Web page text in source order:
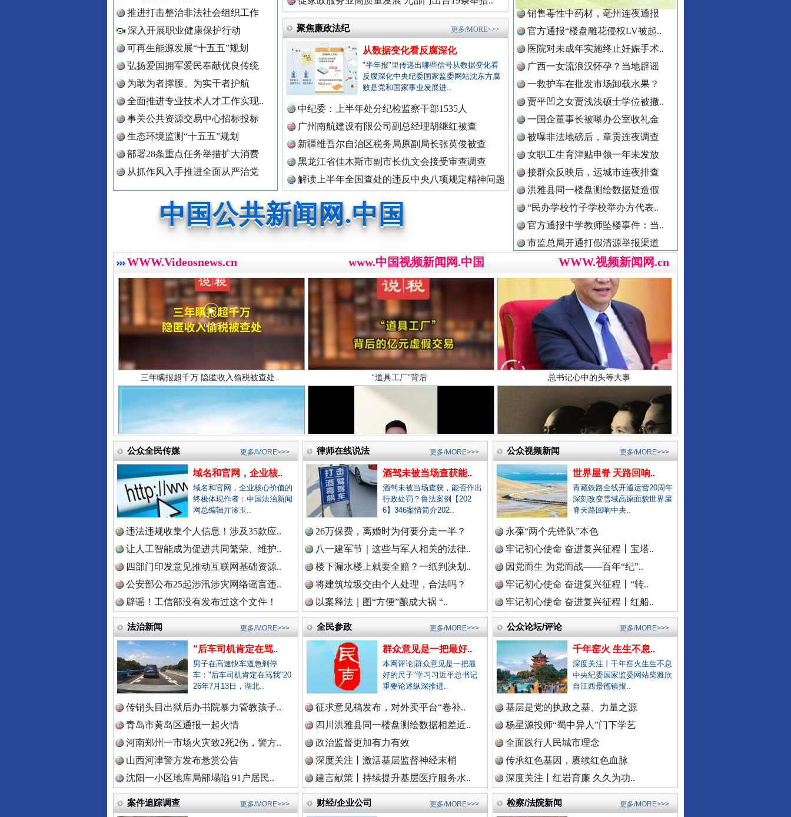
医院对未成年实施终止妊娠手术..
广西一女流浪汉怀孕？当地辟谣
一救护车在批发市场卸载水果？
贾平凹之女贾浅浅硕士学位被撤..
一国企董事长被曝办公室收礼金
被曝非法地磅后，章贡连夜调查
女职工生育津贴申领一年未发放
接群众反映后，运城市连夜排查
洪雅县同一楼盘测绘数据疑造假
“民办学校竹子学校举办方代表..
官方通报中学教师坠楼事件：当..
市监总局开通打假清源举报渠道
男子献血10年要求免诊查费遭拒
襄阳一村干部超占地建五层楼房
西北大学通报“教师贾某某涉嫌..
郴州市通报烟花零售店燃爆事件
不准学生带手纸入厕？教委回应
湖南卫健委通报“研究生失联”
县委书记在评论区回复网友诉求
居民在农业农村局上厕所遭辱骂
公立医院医生未完成创收被待岗..
郏县通报"15岁女孩被当街暴打"..
宁波通报患儿术后离世医疗事件
襄阳多家精神病医院被曝骗医保
成都成华区深夜通报"非遗"乱象..
官方通报国企董事长打人被拘
找国土所所长办事被借68万元？
公务员考生笔试面试第一落选？
中标公告套网络人名，湖北通报
南宁通报“一教师脚踢小学生”
周知！公安部这个举报平台上线..
村民“从小被父母砍手割耳”？
民警走访吓得家里老人欲轻生？
安徽颍上县红星镇发布道歉声明
医院弄错CT女子被误诊“绝症”
驾车致4死,审理时开贫困证明？
濉溪县通报黑臭水体流入农灌区
官方通报周口六院医生坠楼身亡
景区摩托车收费带路设置路障？
男子曝妻子和公职人员多次开房
女子自曝怀孕时摆烂丈夫是副处
警察违停致摩托司机追尾死亡？
三亚再通报游客被不明物咬伤离..
社区书记开车追撵女子撞伤2人
医院回应要求先献血再输血致人..
虎门通报“4车道变3车道车祸”
推进打击整治非法社会组织工作
深入开展职业健康保护行动
可再生能源发展“十五五”规划
弘扬爱国拥军爱民奉献优良传统
为敢为者撑腰、为实干者护航
全面推进专业技术人才工作实现..
事关公共资源交易中心招标投标
生态环境监测“十五五”规划
部署28条重点任务举措扩大消费
从抓作风入手推进全面从严治党
聚焦廉政法纪
从数据变化看反腐深化
"半年报"里传递出哪些信号从数据变化看
反腐深化中央纪委国家监委网站沈东方腐
败是党和国家事业发展进..
中纪委：上半年处分纪检监察干部1535人
广州南航建设有限公司副总经理胡继红被查
新疆维吾尔自治区税务局原副局长张英俊被查
黑龙江省佳木斯市副市长仇文会接受审查调查
解读上半年全国查处的违反中央八项规定精神问题
更多/MORE>>>
中国全民新闻网.中国
中国公众新闻网.中国
中国公民新闻网.中国
中国公共新闻网.中国
中国法制新闻网.中国
中国法治新闻网.中国
中国法院新闻网.中国
中国检察新闻网.中国
中国医药新闻网.中国
中国企业新闻网.中国
中国农业新闻网.中国
中国视频新闻网.中国
中国廉政法纪网.中国
中国律师在线.中国
中国参政网.中国
WWW.Videosnews.cn www.中国视频新闻网.中国 WWW.视频新闻网.cn
红船起航处 潮起向未来 广州首例，负责人莫某某被刑拘 导游发烟没安好心
三年瞒报超千万 隐匿收入偷税被查处.. “道具工厂”背后 总书记心中的头等大事
祁连巍巍树丰碑 高回报！网警详解投资理财陷阱 东部战区发布MV《若一去不回》
“文明之鹰-2025”联训 外交部发布重磅视频：《不跪！》
公众全民传媒
域名和官网，企业核..
域名和官网，企业核心价值的
终极体现作者：中国法治新闻
网总编辑亓淦玉..
违法违规收集个人信息！涉及35款应..
让人工智能成为促进共同繁荣、维护..
四部门印发意见推动互联网基础资源..
公安部公布25起涉汛涉灾网络谣言违..
辟谣！工信部没有发布过这个文件！
更多/MORE>>> 律师在线说法
酒驾未被当场查获能..
酒驾未被当场查获，能否作出
行政处罚？鲁法案例【202
6】346案情简介202..
26万保费，离婚时为何要分走一半？
八一建军节｜这些与军人相关的法律..
楼下漏水楼上就要全赔？一纸判决划..
将建筑垃圾交由个人处理，合法吗？
以案释法｜图“方便”酿成大祸 “..
更多/MORE>>> 公众视频新闻
世界屋脊 天路回响..
青藏铁路全线开通运营20周年
深刻改变雪域高原面貌世界屋
脊天路回响中央..
永葆“两个先锋队”本色
牢记初心使命 奋进复兴征程丨宝塔..
因党而生 为党而战——百年“纪”..
牢记初心使命 奋进复兴征程丨“转..
牢记初心使命 奋进复兴征程丨红船..
更多/MORE>>>
法治新闻
“后车司机肯定在骂..
男子在高速快车道急刹停
车："后车司机肯定在骂我"20
26年7月13日，湖北..
传销头目出狱后办书院暴力管教孩子..
青岛市黄岛区通报一起火情
河南郑州一市场火灾致2死2伤，警方..
山西河津警方发布悬赏公告
沈阳一小区地库局部塌陷 91户居民..
更多/MORE>>> 全民参政
群众意见是一把最好..
本网评论|群众意见是一把最
好的尺子"学习习近平总书记
重要论述纵深推进..
征求意见稿发布，对外卖平台“卷补..
四川洪雅县同一楼盘测绘数据相差近..
政治监督更加有力有效
深度关注丨激活基层监督神经末梢
建言献策丨持续提升基层医疗服务水..
更多/MORE>>> 公众论坛/评论
千年窑火 生生不息..
深度关注丨千年窑火生生不息
中央纪委国家监委网站柴雅欣
自江西景德镇报..
基层是党的执政之基、力量之源
杨星源投师“蜀中异人”门下学艺
全面践行人民城市理念
传承红色基因，赓续红色血脉
深度关注丨红岩育廉 久久为功..
更多/MORE>>>
案件追踪调查 更多/MORE>>> 财经/企业公司 更多/MORE>>> 检察/法院新闻 更多/MORE>>>